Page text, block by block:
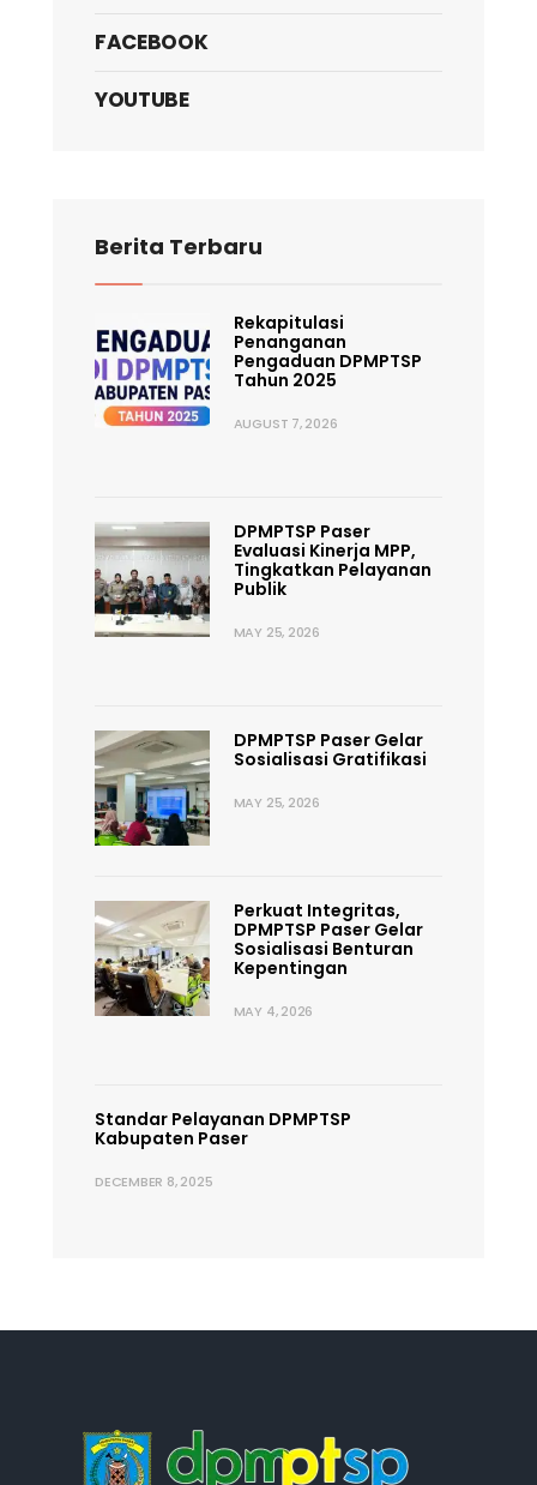
FACEBOOK
YOUTUBE
Berita Terbaru
Rekapitulasi
Penanganan
Pengaduan DPMPTSP
Tahun 2025
AUGUST 7, 2026
DPMPTSP Paser
Evaluasi Kinerja MPP,
Tingkatkan Pelayanan
Publik
MAY 25, 2026
DPMPTSP Paser Gelar
Sosialisasi Gratifikasi
MAY 25, 2026
Perkuat Integritas,
DPMPTSP Paser Gelar
Sosialisasi Benturan
Kepentingan
MAY 4, 2026
Standar Pelayanan DPMPTSP
Kabupaten Paser
DECEMBER 8, 2025